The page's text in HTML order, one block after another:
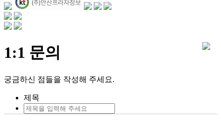
1:1 문의
궁금하신 점들을 작성해 주세요.
제목